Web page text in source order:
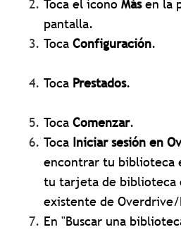
Toca el íconoMásen la
pantalla.
TocaConfiguración.
Toca Prestados.
TocaComenzar.
Toca Iniciar sesión en
encontrar tu biblioteca
tu tarjeta de biblioteca
existente de Overdrive/
En "Buscar una